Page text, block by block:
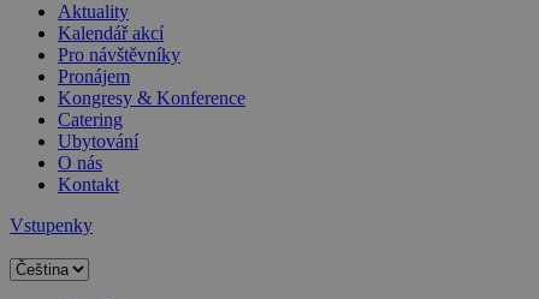
Aktuality
Kalendář akcí
Pro návštěvníky
Pronájem
Kongresy & Konference
Catering
Ubytování
O nás
Kontakt
Vstupenky